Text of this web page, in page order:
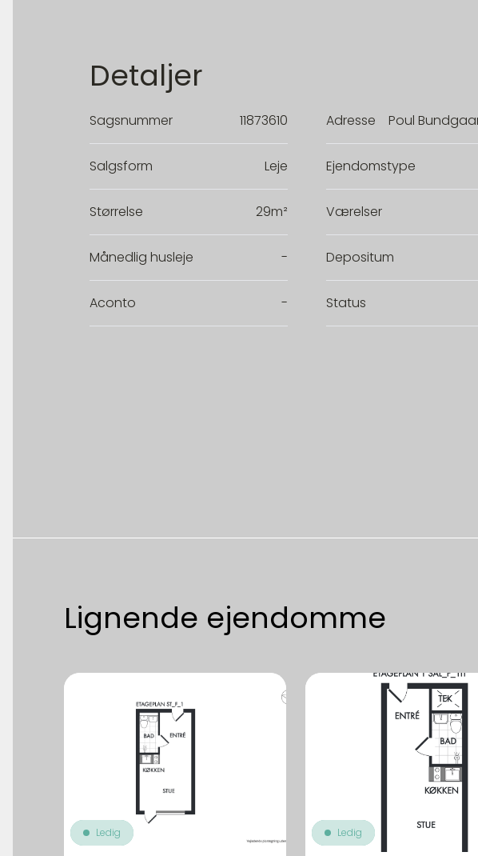
Detaljer
Sagsnummer 11873610 Adresse
Salgsform Leje Ejendomstype
Størrelse 29m² Værelser
Månedlig husleje - Depositum
Aconto - Status
Lignende ejendomme
Ledig Ledig